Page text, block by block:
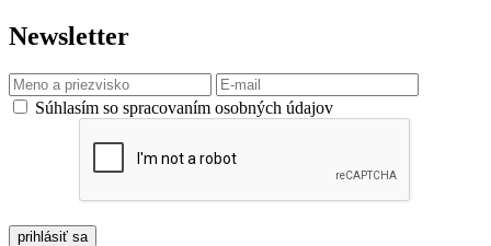
Newsletter
Súhlasím so spracovaním osobných údajov
prihlásiť sa